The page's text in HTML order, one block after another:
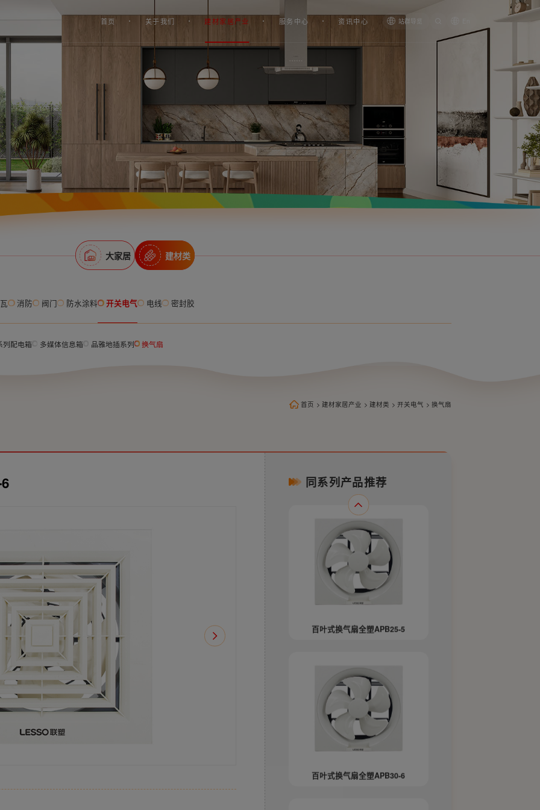
首页 关于我们 建材家居产业 服务中心 资讯中心 站群导览
大家居 建材类
消防 阀门 防水涂料 开关电气 电线 密封胶
列配电箱 多媒体信息箱 品雅地插系列 换气扇
首页 > 建材家居产业 > 建材类 > 开关电气 > 换气扇
同系列产品推荐
橱窗式换气扇B款APC20-2B
管道式换气扇BPT10-12B
百叶式换气扇全塑APB20-4
百叶式换气扇全塑APB25-5
百叶式换气扇全塑APB30-6